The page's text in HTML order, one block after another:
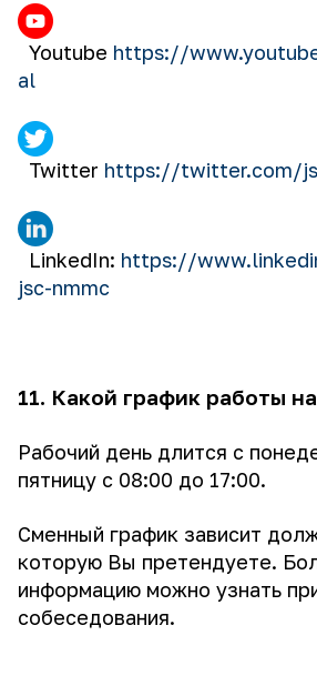
Youtube https://
al
Twitter https://twitter.com/
LinkedIn: https://
jsc-nmmc
11. Какой график работы
Рабочий день длится с
пятницу с 08:00 до 17:00.
Сменный график зависит
которую Вы претендуете.
информацию можно узнать
собеседования.